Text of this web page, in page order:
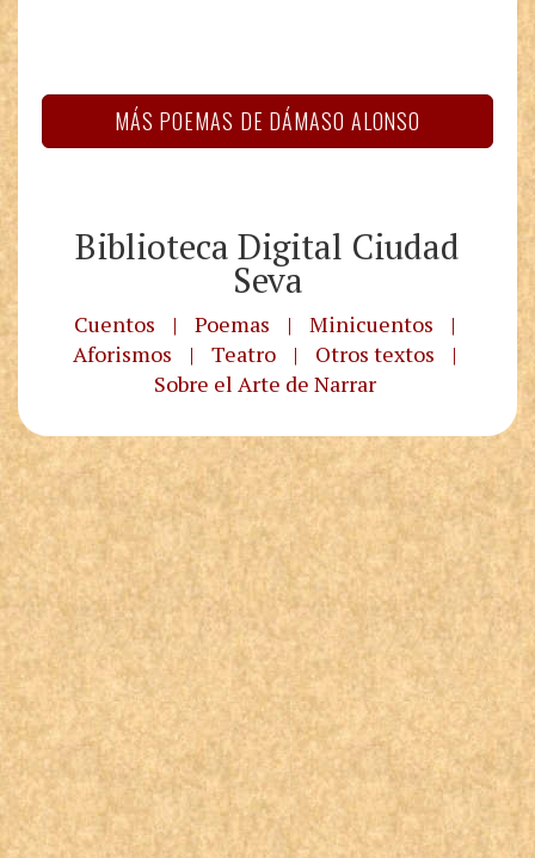
MÁS POEMAS DE DÁMASO ALONSO
Biblioteca Digital Ciudad
Seva
Cuentos | Poemas | Minicuentos
|
Aforismos
| Teatro | Otros textos
|
Sobre el Arte de Narrar